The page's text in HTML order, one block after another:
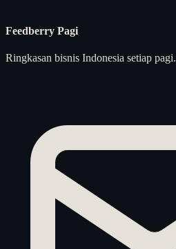
Feedberry Pagi
Ringkasan bisnis Indonesia setiap pagi.